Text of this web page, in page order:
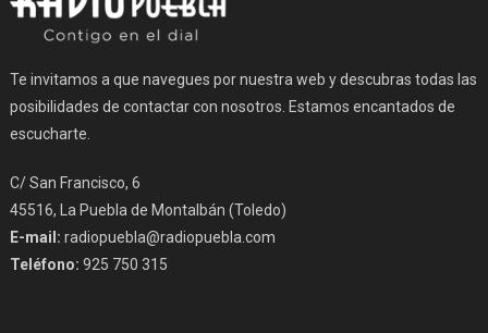
Te invitamos a que navegues por nuestra web y descubras todas las
posibilidades de contactar con nosotros. Estamos encantados de
escucharte.
C/ San Francisco, 6
45516, La Puebla de Montalbán (Toledo)
E-mail: radiopuebla@radiopuebla.com
Teléfono: 925 750 315